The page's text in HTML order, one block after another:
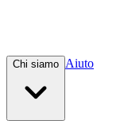
Chi siamo Aiuto